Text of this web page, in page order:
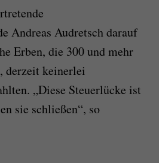
Andreas Audretsch darauf
Erben, die 300 und mehr
derzeit keinerlei
„Diese Steuerlücke ist
sie schließen“, so